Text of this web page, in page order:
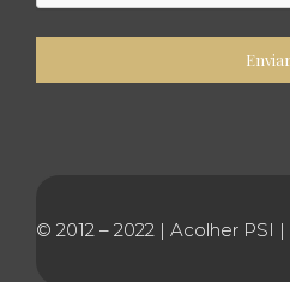
© 2012 – 2022 | Acolher PSI |